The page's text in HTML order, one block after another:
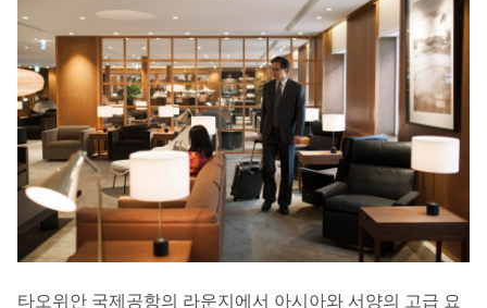
타오위안 국제공항의 라운지에서 아시아와 서양의 고급 요